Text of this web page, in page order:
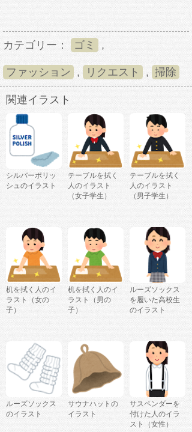
カテゴリー： ゴミ ,
ファッション , リクエスト , 掃除
関連イラスト
シルバーポリッ
シュのイラスト
テーブルを拭く
人のイラスト
（女子学生）
テーブルを拭く
人のイラスト
（男子学生）
机を拭く人のイ
ラスト（女の
子）
机を拭く人のイ
ラスト（男の
子）
ルーズソックス
を履いた高校生
のイラスト
ルーズソックス
のイラスト
サウナハットの
イラスト
サスペンダーを
付けた人のイラ
スト（女性）